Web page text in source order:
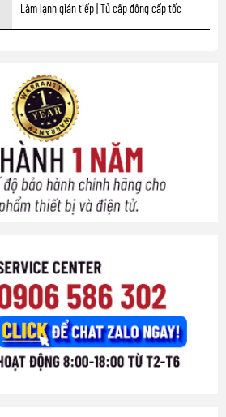
Làm lạnh gián tiếp | Tủ cấp đông cấp tốc